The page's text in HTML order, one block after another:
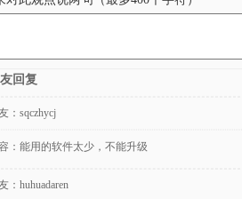
回复
： sqczhycj
：能用的软件太少，不能升级
： huhuadaren